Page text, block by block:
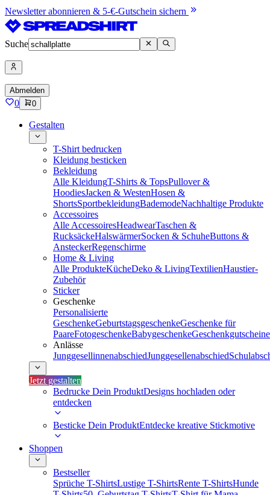
Newsletter abonnieren & 5-€-Gutschein sichern
Suche
Abmelden
0 0
Gestalten
T-Shirt bedrucken
Kleidung besticken
Bekleidung
Alle KleidungT-Shirts & TopsPullover &
HoodiesJacken & WestenHosen &
ShortsSportbekleidungBademodeNachhaltige Produkte
Accessoires
Alle AccessoiresHeadwearTaschen &
RucksäckeHalswärmerSocken & SchuheButtons &
AnsteckerRegenschirme
Home & Living
Alle ProdukteKücheDeko & LivingTextilienHaustier-
Zubehör
Sticker
Geschenke
Personalisierte
GeschenkeGeburtstagsgeschenkeGeschenke für
PaareFotogeschenkeBabygeschenkeGeschenkgutscheine
Anlässe
JunggesellinnenabschiedJunggesellenabschied
Jetzt gestalten
Bedrucke Dein ProduktDesigns hochladen oder
entdecken
Besticke Dein ProduktEntdecke kreative Stickmotive
Shoppen
Bestseller
Sprüche T-ShirtsLustige T-ShirtsRente T-ShirtsHunde